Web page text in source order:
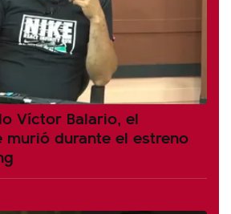
Víctor Balario, el
murió durante el estreno